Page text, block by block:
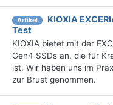
Artikel
KIOXIA
Test
KIOXIA bietet mit der
Gen4 SSDs an, die für
ist. Wir haben uns im
zur Brust genommen.